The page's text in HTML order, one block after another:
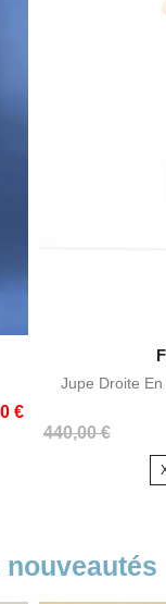
€
Jupe Droite
440,00 €
Prix
Prix